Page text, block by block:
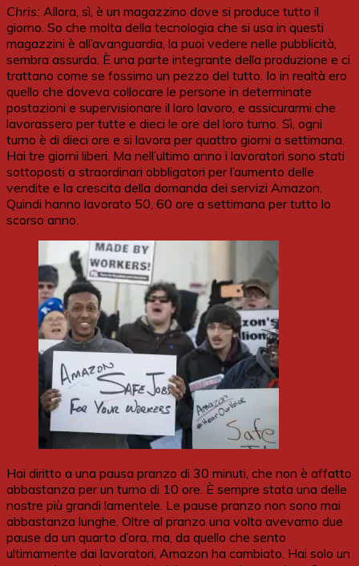
Chris: Allora, sì, è un magazzino dove si produce tutto il
giorno. So che molta della tecnologia che si usa in questi
magazzini è all’avanguardia, la puoi vedere nelle pubblicità,
sembra assurda. È una parte integrante della produzione e ci
trattano come se fossimo un pezzo del tutto. Io in realtà ero
quello che doveva collocare le persone in determinate
postazioni e supervisionare il loro lavoro, e assicurarmi che
lavorassero per tutte e dieci le ore del loro turno. Sì, ogni
turno è di dieci ore e si lavora per quattro giorni a settimana.
Hai tre giorni liberi. Ma nell’ultimo anno i lavoratori sono stati
sottoposti a straordinari obbligatori per l’aumento delle
vendite e la crescita della domanda dei servizi Amazon.
Quindi hanno lavorato 50, 60 ore a settimana per tutto lo
scorso anno.
Hai diritto a una pausa pranzo di 30 minuti, che non è affatto
abbastanza per un turno di 10 ore. È sempre stata una delle
nostre più grandi lamentele. Le pause pranzo non sono mai
abbastanza lunghe. Oltre al pranzo una volta avevamo due
pause da un quarto d’ora, ma, da quello che sento
ultimamente dai lavoratori, Amazon ha cambiato. Hai solo un